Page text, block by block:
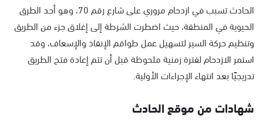
الحادث تسبب في ازدحام مروري على شارع رقم 70، وهو أحد الطرق
الحيوية في المنطقة، حيث اضطرت الشرطة إلى إغلاق جزء من الطريق
وتنظيم حركة السير لتسهيل عمل طواقم الإنقاذ والإسعاف، وقد
استمر الازدحام لفترة زمنية ملحوظة قبل أن تتم إعادة فتح الطريق
تدريجيًا بعد انتهاء الإجراءات الأولية.
شهادات من موقع الحادث